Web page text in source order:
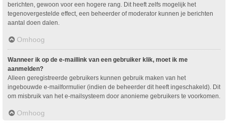
berichten, gewoon voor een hogere rang. Dit heeft zelfs mogelijk het
tegenovergestelde effect, een beheerder of moderator kunnen je berichten
aantal doen dalen.
Omhoog
Wanneer ik op de e-maillink van een gebruiker klik, moet ik me
aanmelden?
Alleen geregistreerde gebruikers kunnen gebruik maken van het
ingebouwde e-mailformulier (indien de beheerder dit heeft ingeschakeld). Dit
om misbruik van het e-mailsysteem door anonieme gebruikers te voorkomen.
Omhoog